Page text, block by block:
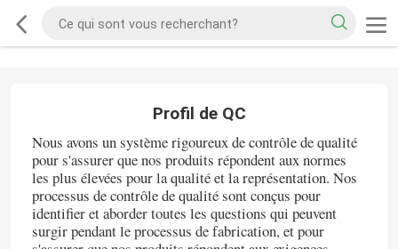
Profil de QC
Nous avons un système rigoureux de contrôle de qualité
pour s'assurer que nos produits répondent aux normes
les plus élevées pour la qualité et la représentation. Nos
processus de contrôle de qualité sont conçus pour
identifier et aborder toutes les questions qui peuvent
surgir pendant le processus de fabrication, et pour